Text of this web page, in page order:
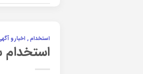
استخدام , اخبار و